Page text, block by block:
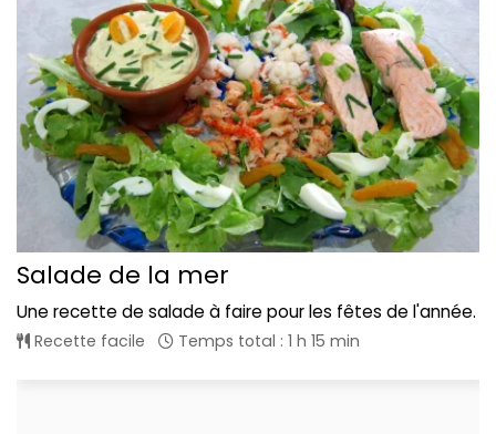
Salade de la mer
Une recette de salade à faire pour les fêtes de l'année.
Recette facile Temps total : 1 h 15 min